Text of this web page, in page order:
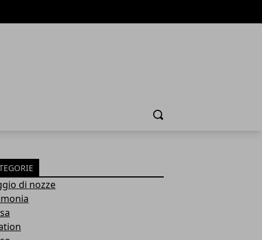
Cerca
di nozze